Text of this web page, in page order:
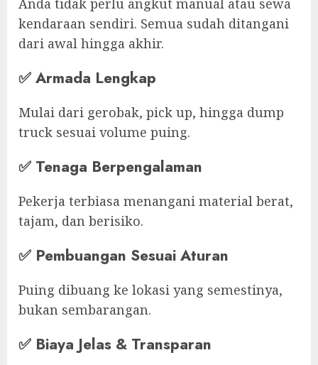
kendaraan sendiri. Semua sudah ditangani
dari awal hingga akhir.
✅Armada Lengkap
Mulai dari gerobak, pick up, hingga dump
truck sesuai volume puing.
✅ Tenaga Berpengalaman
Pekerja terbiasa menangani material berat,
tajam, dan berisiko.
✅ Pembuangan Sesuai Aturan
Puing dibuang ke lokasi yang semestinya,
bukan sembarangan.
✅ Biaya Jelas & Transparan